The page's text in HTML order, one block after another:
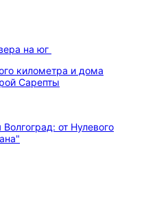
на юг
километра и дома
Сарепты